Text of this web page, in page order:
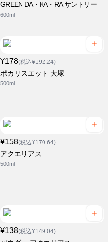
GREEN DA・KA・RA サントリー
600ml
¥178(税込¥192.24)
ポカリスエット 大塚
500ml
¥158(税込¥170.64)
アクエリアス
500ml
¥138(税込¥149.04)